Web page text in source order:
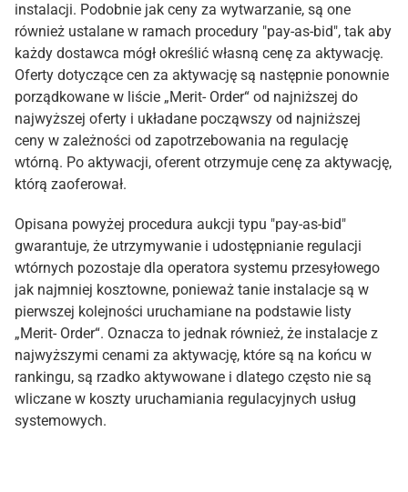
instalacji. Podobnie jak ceny za wytwarzanie, są one
również ustalane w ramach procedury "pay-as-bid", tak aby
każdy dostawca mógł określić własną cenę za aktywację.
Oferty dotyczące cen za aktywację są następnie ponownie
porządkowane w liście „Merit- Order“ od najniższej do
najwyższej oferty i układane począwszy od najniższej
ceny w zależności od zapotrzebowania na regulację
wtórną. Po aktywacji, oferent otrzymuje cenę za aktywację,
którą zaoferował.
Opisana powyżej procedura aukcji typu "pay-as-bid"
gwarantuje, że utrzymywanie i udostępnianie regulacji
wtórnych pozostaje dla operatora systemu przesyłowego
jak najmniej kosztowne, ponieważ tanie instalacje są w
pierwszej kolejności uruchamiane na podstawie listy
„Merit- Order“. Oznacza to jednak również, że instalacje z
najwyższymi cenami za aktywację, które są na końcu w
rankingu, są rzadko aktywowane i dlatego często nie są
wliczane w koszty uruchamiania regulacyjnych usług
systemowych.